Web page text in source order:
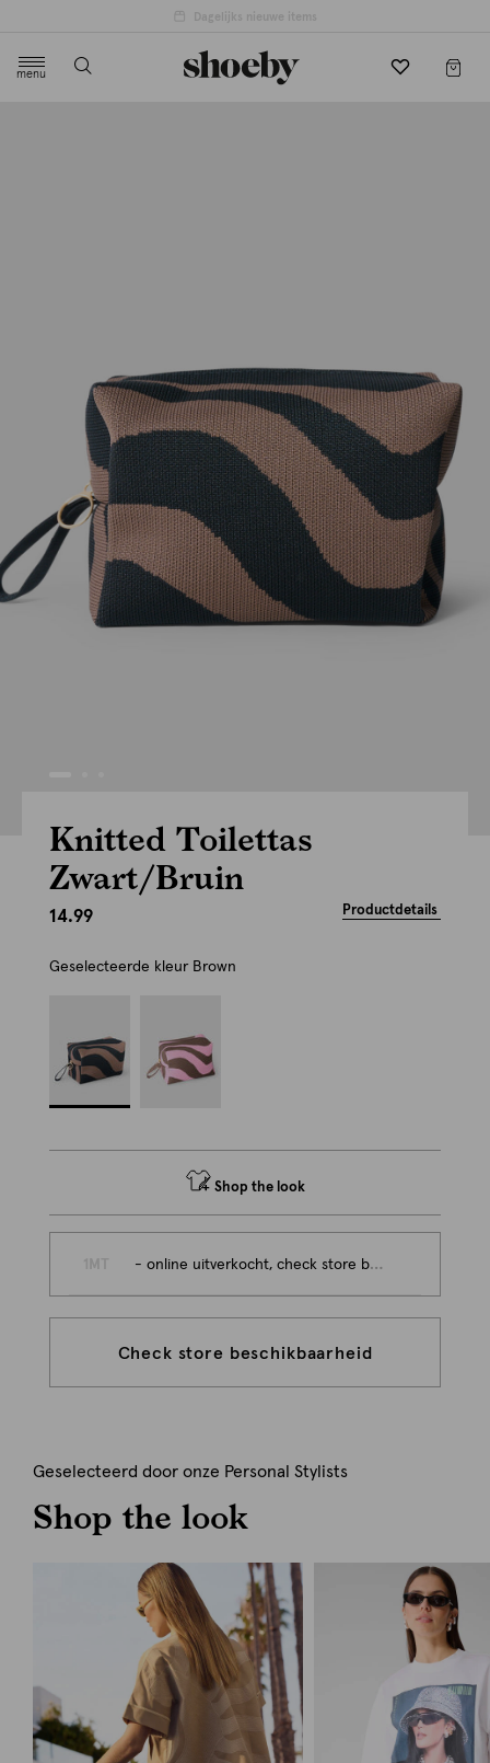
4.5/5 beoordeling door 3807 klanten
menu
Knitted Toilettas
Zwart/Bruin
14.99 Productdetails
Geselecteerde kleur Brown
Shop the look
- online uitverkocht, check store beschikbaarheid
Check store beschikbaarheid
Geselecteerd door onze Personal Stylists
Shop the look